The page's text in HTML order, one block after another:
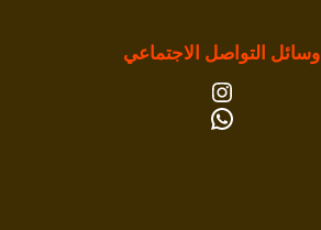
وسائل التواصل الاجتماعي
إنستجرام
واتساب